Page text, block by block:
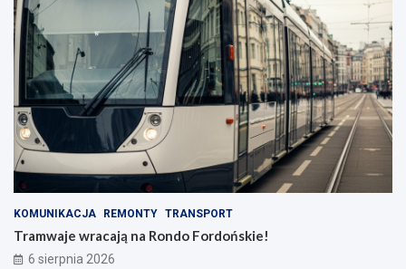
KOMUNIKACJA REMONTY TRANSPORT
Tramwaje wracają na Rondo Fordońskie!
6 sierpnia 2026